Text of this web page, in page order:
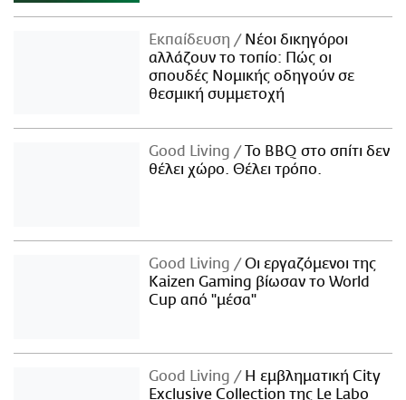
Εκπαίδευση
Νέοι δικηγόροι
αλλάζουν το τοπίο: Πώς οι
σπουδές Νομικής οδηγούν σε
θεσμική συμμετοχή
Good Living
Το BBQ στο σπίτι δεν
θέλει χώρο. Θέλει τρόπο.
Good Living
Οι εργαζόμενοι της
Kaizen Gaming βίωσαν το World
Cup από "μέσα"
Good Living
Η εμβληματική City
Exclusive Collection της Le Labo